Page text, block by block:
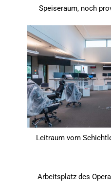
Speiseraum, noch
Leitraum vom
Arbeitsplatz des